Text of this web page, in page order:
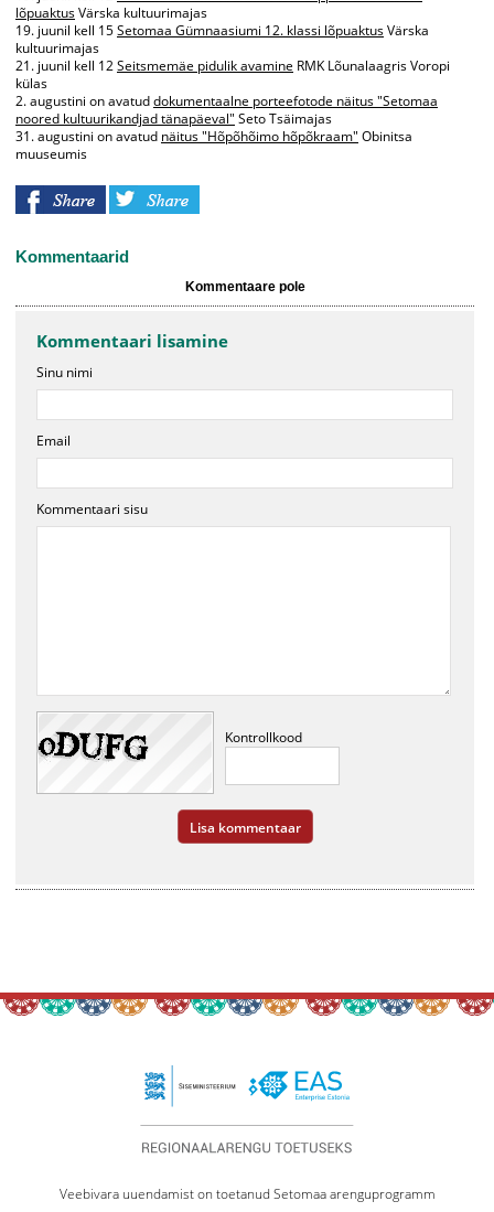
lõpuaktusVärska kultuurimajas
19. juunil kell 15Setomaa Gümnaasiumi 12. klassi lõpuaktusVärska
kultuurimajas
21. juunil kell 12Seitsmemäe pidulik avamine RMK Lõunalaagris Voropi
külas
2. augustini on avatuddokumentaalne porteefotode näitus "Setomaa
noored kultuurikandjad tänapäeval" Seto Tsäimajas
31. augustini on avatud näitus "Hõpõhõimo hõpõkraam" Obinitsa
muuseumis
Kommentaarid
Kommentaare pole
Kommentaari lisamine
Sinu nimi
Email
Kommentaari sisu
Kontrollkood
Veebivara uuendamist on toetanud Setomaa arenguprogramm